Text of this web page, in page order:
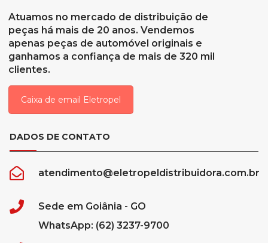
Atuamos no mercado de distribuição de
peças há mais de 20 anos. Vendemos
apenas peças de automóvel originais e
ganhamos a confiança de mais de 320 mil
clientes.
Caixa de email Eletropel
DADOS DE CONTATO
atendimento@eletropeldistribuidora.com.br
Sede em Goiânia - GO
WhatsApp: (62) 3237-9700